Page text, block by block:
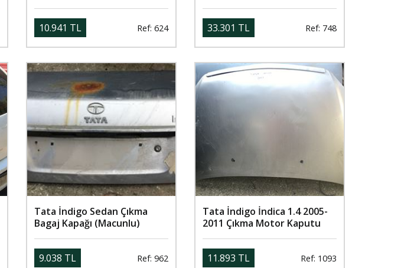
10.941 TL Ref: 624 33.301 TL Ref: 748
Tata İndigo Sedan Çıkma
Bagaj Kapağı (Macunlu)
9.038 TL Ref: 962
Tata İndigo İndica 1.4 2005-
2011 Çıkma Motor Kaputu
11.893 TL Ref: 1093